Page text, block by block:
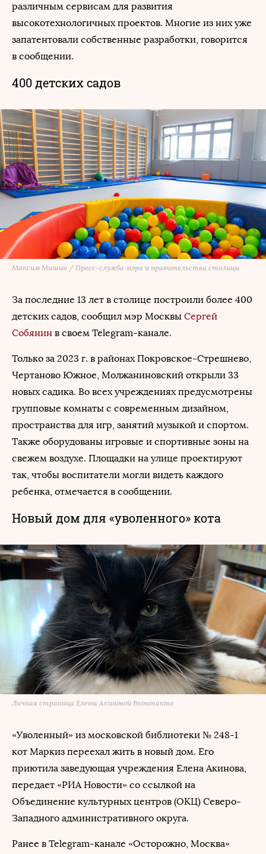
различным сервисам для развития
высокотехнологичных проектов. Многие из них уже
запатентовали собственные разработки, говорится
в сообщении.
400 детских садов
Максим Мишин / Пресс-служба мэра и правительства столицы
За последние 13 лет в столице построили более 400
детских садов, сообщил мэр Москвы Сергей
Собянин в своем Telegram-канале.
Только за 2023 г. в районах Покровское-Стрешнево,
Чертаново Южное, Молжаниновский открыли 33
новых садика. Во всех учреждениях предусмотрены
групповые комнаты с современным дизайном,
пространства для игр, занятий музыкой и спортом.
Также оборудованы игровые и спортивные зоны на
свежем воздухе. Площадки на улице проектируют
так, чтобы воспитатели могли видеть каждого
ребенка, отмечается в сообщении.
Новый дом для «уволенного» кота
Личная страница Елены Акиновой Вконтакте
«Уволенный» из московской библиотеки № 248-1
кот Маркиз переехал жить в новый дом. Его
приютила заведующая учреждения Елена Акинова,
передает «РИА Новости» со ссылкой на
Объединение культурных центров (ОКЦ) Северо-
Западного административного округа.
Ранее в Telegram-канале «Осторожно, Москва»